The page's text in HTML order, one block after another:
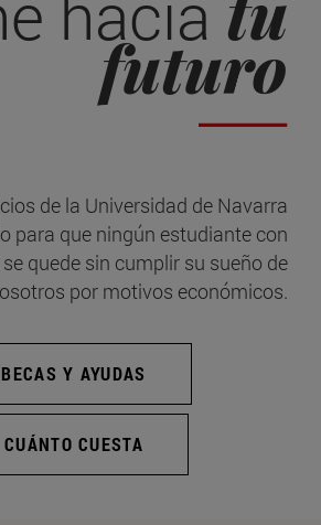
futuro
de la Universidad de Navarra
para que ningún estudiante con
quede sin cumplir su sueño de
por motivos económicos.
BECAS Y AYUDAS
CUÁNTO CUESTA